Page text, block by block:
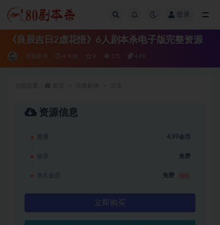
登录
《良辰吉日2虚花悟》6人剧本杀电子版完整资源
经典剧本 4 年前 0 171 4.99
资源信息
普通 4.99金币
会员 免费
永久会员 免费
立即购买